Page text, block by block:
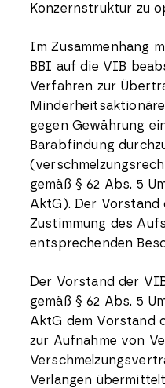
Konzernstruktur zu
Im Zusammenhang
BBI auf die VIB
Verfahren zur
gegen Gewährung
Barabfindung
gemäß § 62 Abs. 5
AktG). Der
Zustimmung des
entsprechenden
Der Vorstand der
gemäß § 62 Abs. 5
AktG dem Vorstand
zur Aufnahme von
Verlangen